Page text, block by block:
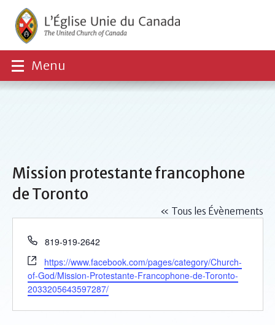
Menu
Mission protestante francophone
de Toronto
« Tous les Évènements
Téléphone
819-919-2642
Site
web
https://www.facebook.com/pages/category/Church-
of-God/Mission-Protestante-Francophone-de-Toronto-
2033205643597287/